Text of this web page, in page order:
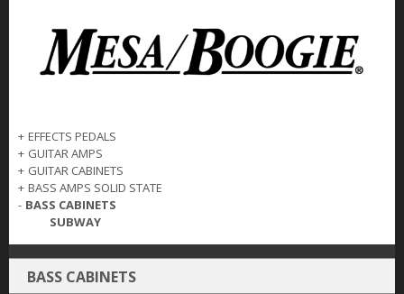
NYHETER
OSS
KONTAKT
+ EFFECTS PEDALS
+ GUITAR AMPS
+ GUITAR CABINETS
+ BASS AMPS SOLID STATE
- BASS CABINETS
SUBWAY
BASS CABINETS